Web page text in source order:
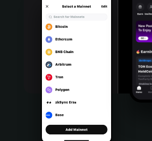
Português (Portugal)
Bahasa Indonesia
Português (Brasil)
Español (Argentina)